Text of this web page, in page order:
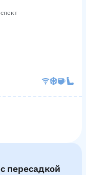
пересадкой